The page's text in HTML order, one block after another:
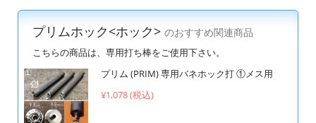
プリムホック<ホック> のおすすめ関連商品
こちらの商品は、専用打ち棒をご使用下さい。
プリム (PRIM) 専用バネホック打 ①メス用
¥1,078 (税込)